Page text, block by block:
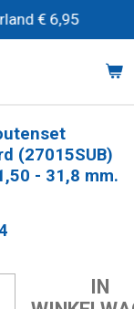
€ 6,95
(27015SUB)
- 31,8 mm.
IN